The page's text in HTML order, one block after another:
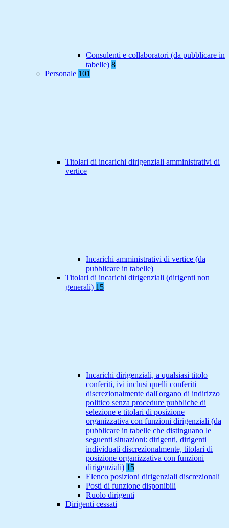
Consulenti e collaboratori (da pubblicare in
tabelle) 8
Personale 101
Titolari di incarichi dirigenziali amministrativi di
vertice
Incarichi amministrativi di vertice (da
pubblicare in tabelle)
Titolari di incarichi dirigenziali (dirigenti non
generali) 15
Incarichi dirigenziali, a qualsiasi titolo
conferiti, ivi inclusi quelli conferiti
discrezionalmente dall'organo di indirizzo
politico senza procedure pubbliche di
selezione e titolari di posizione
organizzativa con funzioni dirigenziali (da
pubblicare in tabelle che distinguano le
seguenti situazioni: dirigenti, dirigenti
individuati discrezionalmente, titolari di
posizione organizzativa con funzioni
dirigenziali) 15
Elenco posizioni dirigenziali discrezionali
Posti di funzione disponibili
Ruolo dirigenti
Dirigenti cessati